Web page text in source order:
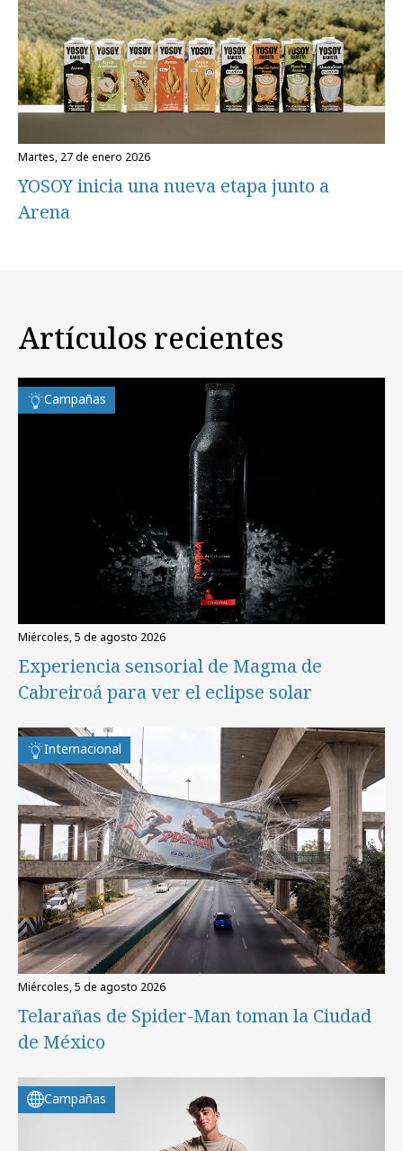
martes, 27 de enero 2026
YOSOY inicia una nueva etapa junto a
Arena
Artículos recientes
Campañas
miércoles, 5 de agosto 2026
Experiencia sensorial de Magma de
Cabreiroá para ver el eclipse solar
Internacional
miércoles, 5 de agosto 2026
Telarañas de Spider-Man toman la Ciudad
de México
Campañas